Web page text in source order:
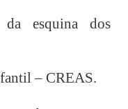
da esquina dos
– CREAS.